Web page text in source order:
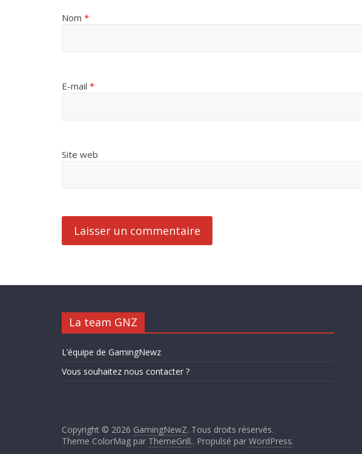
Nom *
E-mail *
Site web
La team GNZ
L’équipe de GamingNewz
Vous souhaitez nous contacter ?
Copyright © 2026 GamingNewZ. Tous droits réservés.
Theme ColorMag par ThemeGrill.. Propulsé par WordPress.